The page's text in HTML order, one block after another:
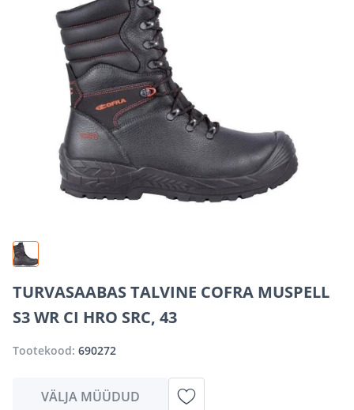
TURVASAABAS TALVINE COFRA MUSPELL
S3 WR CI HRO SRC, 43
Tootekood: 690272
VÄLJA MÜÜDUD